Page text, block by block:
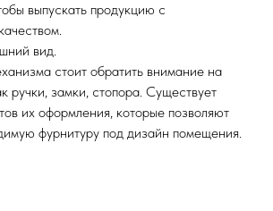
выпускать продукцию с
вид.
стоит обратить внимание на
ручки, замки, стопора. Существует
их оформления, которые позволяют
фурнитуру под дизайн помещения.